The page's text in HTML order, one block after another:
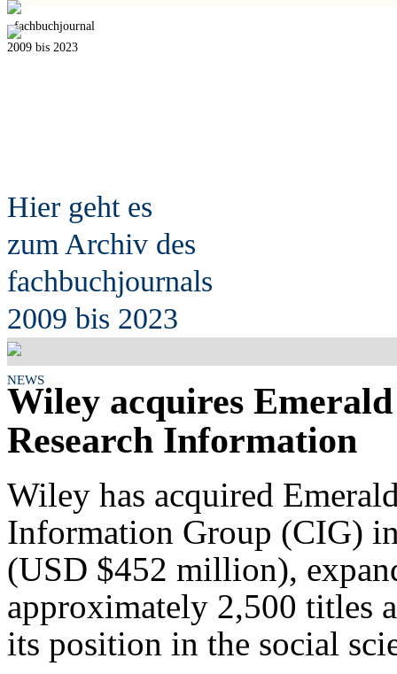
fachbuchjournal
2009 bis 2023
Hier geht es
zum Archiv des
fachbuchjournals
2009 bis 2023
NEWS
Wiley acquires
Research Information
Wiley has acquired
Information Group (CIG)
(USD $452 million),
approximately 2,500 titles
its position in the social